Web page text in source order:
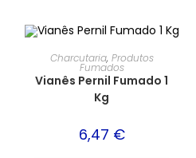
Charcutaria, Produtos
Fumados
Vianês Pernil Fumado 1
Kg
6,47 €